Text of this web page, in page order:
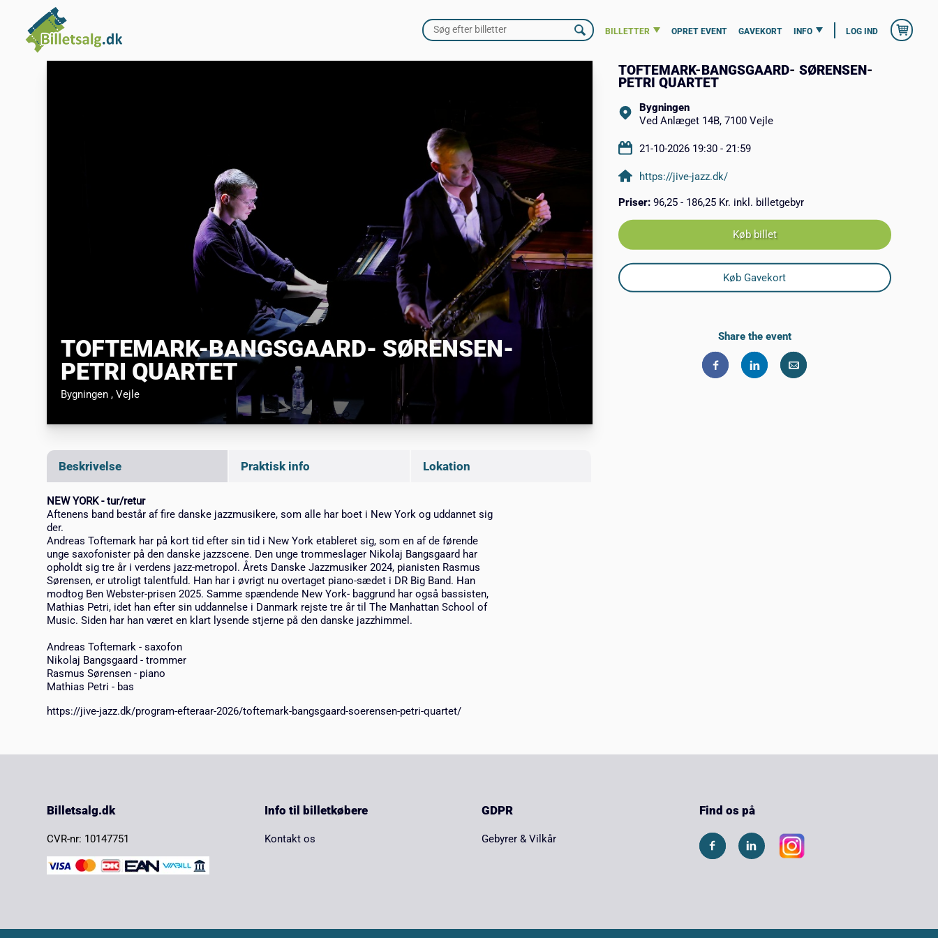
BILLETTER OPRET EVENT GAVEKORT INFO LOG IND
TOFTEMARK-BANGSGAARD- SØRENSEN-
PETRI QUARTET
Bygningen, Vejle
Beskrivelse Praktisk info Lokation
NEW YORK - tur/retur
Aftenens band består af fire danske jazzmusikere, som alle har boet i New York og uddannet sig
der.
Andreas Toftemark har på kort tid efter sin tid i New York etableret sig, som en af de førende
unge saxofonister på den danske jazzscene. Den unge trommeslager Nikolaj Bangsgaard har
opholdt sig tre år i verdens jazz-metropol. Årets Danske Jazzmusiker 2024, pianisten Rasmus
Sørensen, er utroligt talentfuld. Han har i øvrigt nu overtaget piano-sædet i DR Big Band. Han
modtog Ben Webster-prisen 2025. Samme spændende New York- baggrund har også bassisten,
Mathias Petri, idet han efter sin uddannelse i Danmark rejste tre år til The Manhattan School of
Music. Siden har han været en klart lysende stjerne på den danske jazzhimmel.
Andreas Toftemark - saxofon
Nikolaj Bangsgaard - trommer
Rasmus Sørensen - piano
Mathias Petri - bas
https://jive-jazz.dk/program-efteraar-2026/toftemark-bangsgaard-soerensen-petri-quartet/
TOFTEMARK-BANGSGAARD- SØRENSEN-
PETRI QUARTET
Bygningen
Ved Anlæget 14B, 7100 Vejle
21-10-2026 19:30 - 21:59
https://jive-jazz.dk/
Priser: 96,25 - 186,25 Kr. inkl. billetgebyr
Køb billet
Køb Gavekort
Share the event
Billetsalg.dk
CVR-nr: 10147751
Info til billetkøbere
Kontakt os
GDPR
Gebyrer & Vilkår
Find os på